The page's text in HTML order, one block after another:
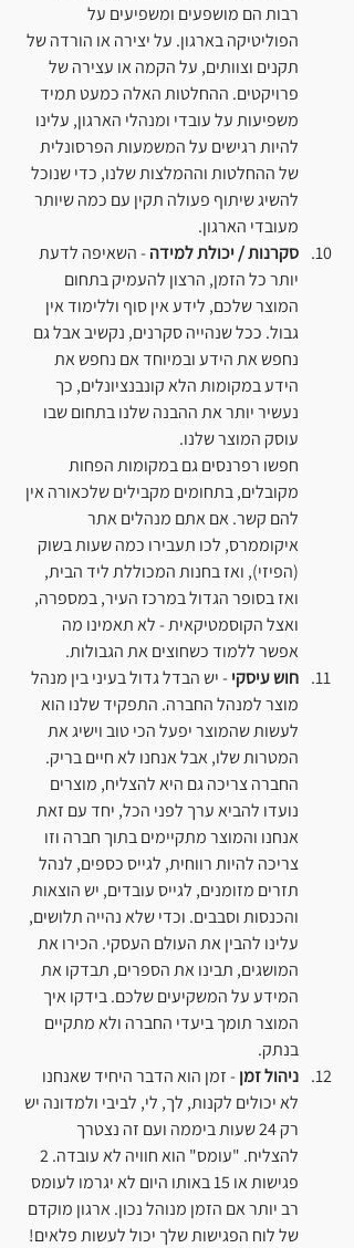
רבות הם מושפעים ומשפיעים על
הפוליטיקה בארגון. על יצירה או הורדה של
תקנים וצוותים, על הקמה או עצירה של
פרויקטים. ההחלטות האלה כמעט תמיד
משפיעות על עובדי ומנהלי הארגון, עלינו
להיות רגישים על המשמעות הפרסונלית
של ההחלטות וההמלצות שלנו, כדי שנוכל
להשיג שיתוף פעולה תקין עם כמה שיותר
מעובדי הארגון.
סקרנות / יכולת למידה - השאיפה לדעת
יותר כל הזמן, הרצון להעמיק בתחום
המוצר שלכם, לידע אין סוף וללימוד אין
גבול. ככל שנהייה סקרנים, נקשיב אבל גם
נחפש את הידע ובמיוחד אם נחפש את
הידע במקומות הלא קונבנציונלים, כך
נעשיר יותר את ההבנה שלנו בתחום שבו
עוסק המוצר שלנו.
חפשו רפרנסים גם במקומות הפחות
מקובלים, בתחומים מקבילים שלכאורה אין
להם קשר. אם אתם מנהלים אתר
איקוממרס, לכו תעבירו כמה שעות בשוק
(הפיזי), ואז בחנות המכוללת ליד הבית,
ואז בסופר הגדול במרכז העיר, במספרה,
ואצל הקוסמטיקאית - לא תאמינו מה
אפשר ללמוד כשחוצים את הגבולות.
חוש עיסקי - יש הבדל גדול בעיני בין מנהל
מוצר למנהל החברה. התפקיד שלנו הוא
לעשות שהמוצר יפעל הכי טוב וישיג את
המטרות שלו, אבל אנחנו לא חיים בריק.
החברה צריכה גם היא להצליח, מוצרים
נועדו להביא ערך לפני הכל, יחד עם זאת
אנחנו והמוצר מתקיימים בתוך חברה וזו
צריכה להיות רווחית, לגייס כספים, לנהל
תזרים מזומנים, לגייס עובדים, יש הוצאות
והכנסות וסבבים. וכדי שלא נהייה תלושים,
עלינו להבין את העולם העסקי. הכירו את
המושגים, תבינו את הספרים, תבדקו את
המידע על המשקיעים שלכם. בידקו איך
המוצר תומך ביעדי החברה ולא מתקיים
בנתק.
ניהול זמן - זמן הוא הדבר היחיד שאנחנו
לא יכולים לקנות, לך, לי, לביבי ולמדונה יש
רק 24 שעות ביממה ועם זה נצטרך
פגישות או 15 באותו היום לא יגרמו לעומס
רב יותר אם הזמן מנוהל נכון. ארגון מוקדם
של לוח הפגישות שלך יכול לעשות פלאים!